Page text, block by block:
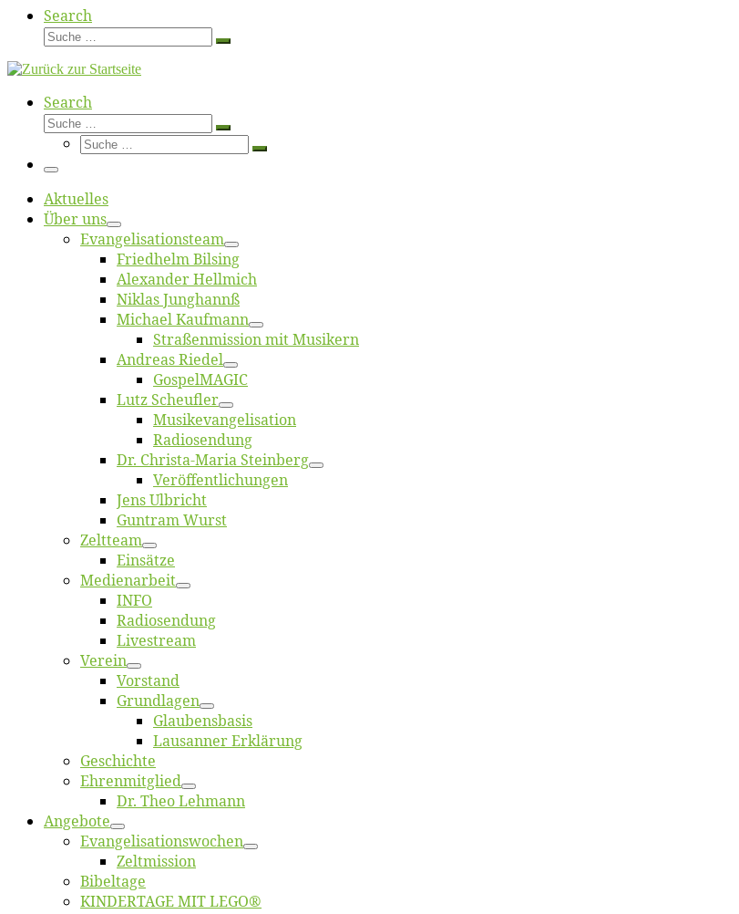
Search
Suche
Suche
Search
Suche
Suche
Suche
Suche
Menü
Ak­tu­el­les
Über uns
Evangelisa­tions­team
Fried­helm Bilsing
Alex­an­der Hellmich
Ni­klas Junghannß
Mi­cha­el Kaufmann
Straßenmis­sion mit Musikern
An­dre­as Riedel
Gos­pel­MA­GIC
Lutz Scheuf­ler
Musikevan­ge­li­sa­tion
Ra­dio­sen­dung
Dr. Chris­­ta-Ma­ria Steinberg
Ver­öf­fent­li­chun­gen
Jens Ulb­richt
Gun­tram Wurst
Zelt­team
Ein­sät­ze
Me­di­en­ar­beit
INFO
Ra­dio­sen­dung
Live­stream
Ver­ein
Vor­stand
Grund­la­gen
Glaubens­ba­sis
Lausan­ner Erklärung
Ge­schich­te
Eh­ren­mit­glied
Dr. Theo Lehmann
An­ge­bo­te
Evangelisa­tions­wo­chen
Zelt­mis­si­on
Bi­bel­ta­ge
KINDERTAGE MIT LEGO®